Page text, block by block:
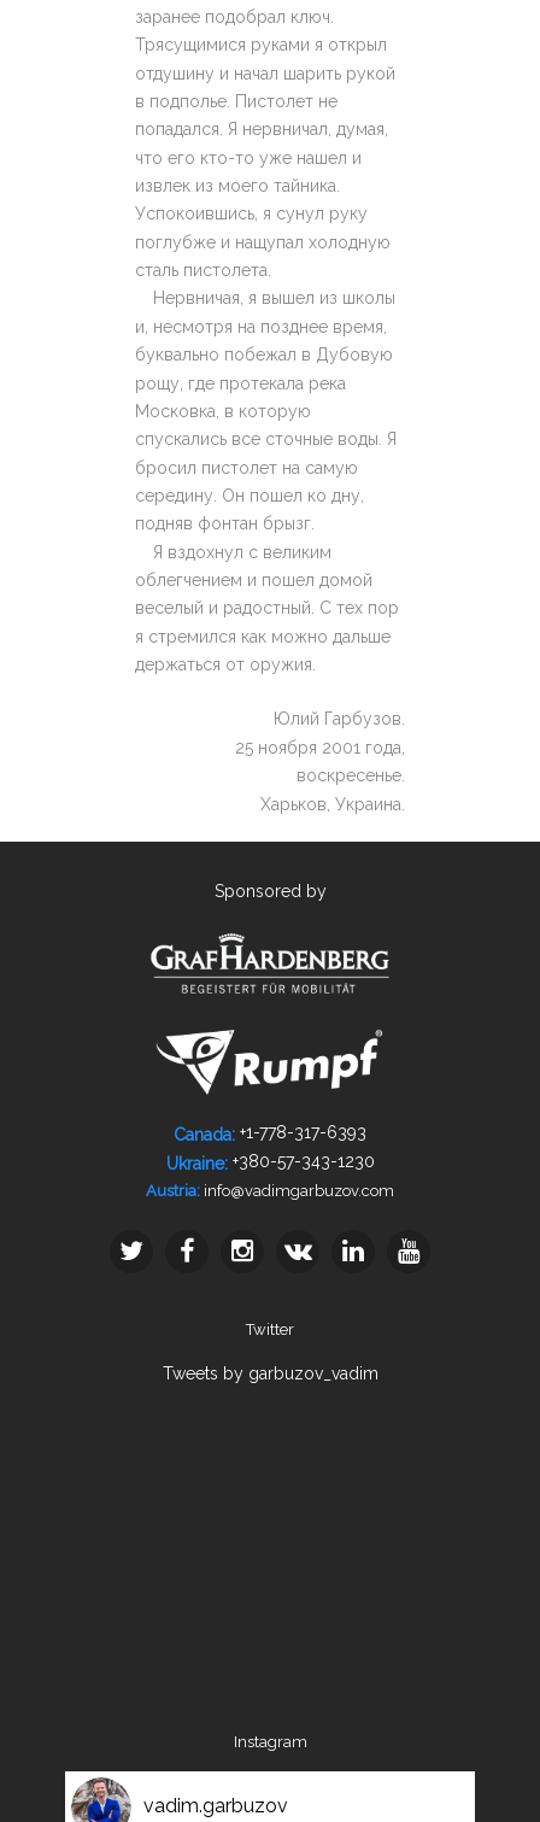
заранее подобрал ключ.
Трясущимися руками я открыл
отдушину и начал шарить рукой
в подполье. Пистолет не
попадался. Я нервничал, думая,
что его кто-то уже нашел и
извлек из моего тайника.
Успокоившись, я сунул руку
поглубже и нащупал холодную
сталь пистолета.
Нервничая, я вышел из школы
и, несмотря на позднее время,
буквально побежал в Дубовую
рощу, где протекала река
Московка, в которую
спускались все сточные воды. Я
бросил пистолет на самую
середину. Он пошел ко дну,
подняв фонтан брызг.
Я вздохнул с великим
облегчением и пошел домой
веселый и радостный. С тех пор
я стремился как можно дальше
держаться от оружия.
Юлий Гарбузов.
25 ноября 2001 года,
воскресенье.
Харьков, Украина.
Sponsored by
Canada: +1-778­-317-­6393
Ukraine:+380-­57-­343-­1230
Austria: info@vadimgarbuzov.com
Twitter
Tweets by garbuzov_vadim
Instagram
vadim.garbuzov